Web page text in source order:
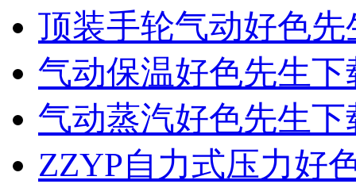
顶装手轮气动好色
气动保温好色先生
气动蒸汽好色先生
ZZYP自力式压力好